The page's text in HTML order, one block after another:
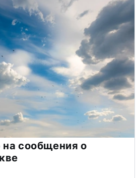
сообщения о